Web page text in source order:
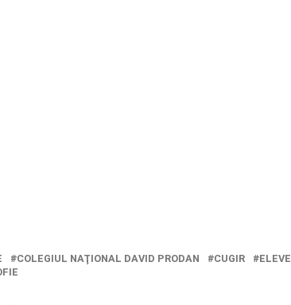
COLEGIUL NAŢIONAL DAVID PRODAN CUGIR
ELEVE